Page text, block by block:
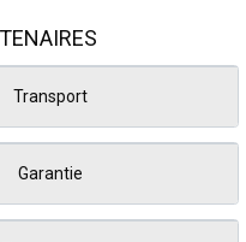
Transport
Garantie